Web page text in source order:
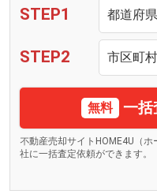
STEP1
STEP2
無料 一括
不動産売却サイトHOME4U（
社に一括査定依頼ができます。